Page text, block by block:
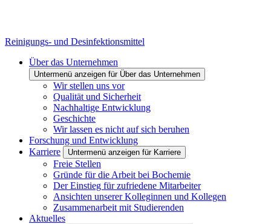
Reinigungs- und Desinfektionsmittel
Über das Unternehmen
Untermenü anzeigen für Über das Unternehmen
Wir stellen uns vor
Qualität und Sicherheit
Nachhaltige Entwicklung
Geschichte
Wir lassen es nicht auf sich beruhen
Forschung und Entwicklung
Karriere
Untermenü anzeigen für Karriere
Freie Stellen
Gründe für die Arbeit bei Bochemie
Der Einstieg für zufriedene Mitarbeiter
Ansichten unserer Kolleginnen und Kollegen
Zusammenarbeit mit Studierenden
Aktuelles